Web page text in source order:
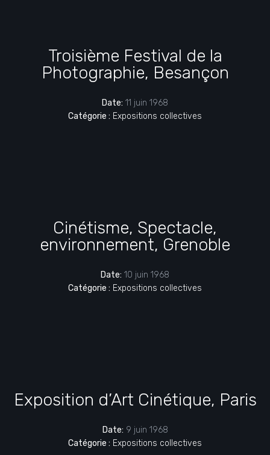
Troisième Festival de la
Photographie, Besançon
Date: 11 juin 1968
Catégorie : Expositions collectives
Cinétisme, Spectacle,
environnement, Grenoble
Date: 10 juin 1968
Catégorie : Expositions collectives
Exposition d’Art Cinétique, Paris
Date: 9 juin 1968
Catégorie : Expositions collectives